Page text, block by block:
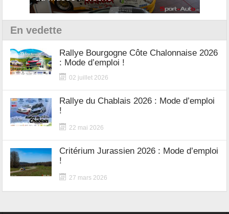
En vedette
Rallye Bourgogne Côte Chalonnaise 2026
: Mode d’emploi !
02 juillet 2026
Rallye du Chablais 2026 : Mode d’emploi
!
22 mai 2026
Critérium Jurassien 2026 : Mode d’emploi
!
27 mars 2026